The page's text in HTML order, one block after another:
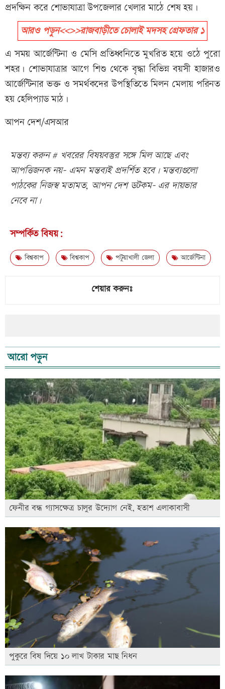
প্রদক্ষিন করে শোভাযাত্রা উপজেলার খেলার মাঠে শেষ হয়।
আরও পড়ুন<<>>রাজবাড়ীতে চোলাই মদসহ গ্রেফতার ১
এ সময় আর্জেন্টিনা ও মেসি প্রতিধ্বনিতে মুখরিত হয়ে ওঠে পুরো
শহর। শোভাযাত্রার আগে শিশু থেকে বৃদ্ধা বিভিন্ন বয়সী হাজারও
আর্জেন্টিনার ভক্ত ও সমর্থকদের উপস্থিতিতে মিলন মেলায় পরিনত
হয় হেলিপ্যাড মাঠ।
আপন দেশ/এসআর
মন্তব্য করুন # খবরের বিষয়বস্তুর সঙ্গে মিল আছে এবং
আপত্তিজনক নয়- এমন মন্তব্যই প্রদর্শিত হবে। মন্তব্যগুলো
পাঠকের নিজস্ব মতামত, আপন দেশ ডটকম- এর দায়ভার
নেবে না।
সম্পর্কিত বিষয়:
বিশ্বকাপ বিশ্বকাপ পটুয়াখালী জেলা আর্জেন্টিনা
শেয়ার করুনঃ
আরো পড়ুন
ফেনীর বন্ধ গ্যাসক্ষেত্র চালুর উদ্যোগ নেই, হতাশ এলাকাবাসী
পুকুরে বিষ দিয়ে ১০ লাখ টাকার মাছ নিধন